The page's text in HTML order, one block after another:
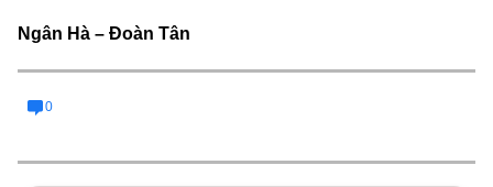
Ngân Hà – Đoàn Tân
0